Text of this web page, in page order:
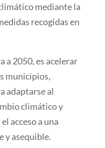
mediante la
recogidas en
a 2050, es acelerar
municipios,
adaptarse al
climático y
acceso a una
y asequible.